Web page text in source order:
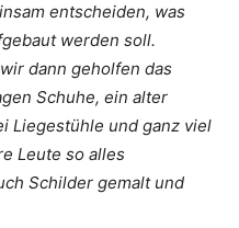
entscheiden, was
werden soll.
dann geholfen das
Schuhe, ein alter
Liegestühle und ganz viel
Leute so alles
Schilder gemalt und